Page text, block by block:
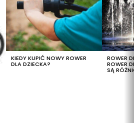
KIEDY KUPIĆ NOWY ROWER
DLA DZIECKA?
ROWER
ROWER
SĄ